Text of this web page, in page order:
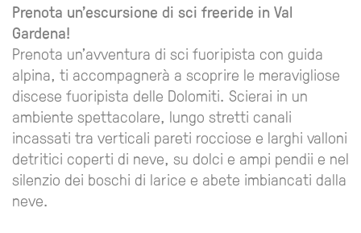
Prenota un'escursione di sci freeride in Val
Gardena!
Prenota un'avventura di sci fuoripista con guida
alpina, ti accompagnerà a scoprire le meravigliose
discese fuoripista delle Dolomiti. Scierai in un
ambiente spettacolare, lungo stretti canali
incassati tra verticali pareti rocciose e larghi valloni
detritici coperti di neve, su dolci e ampi pendii e nel
silenzio dei boschi di larice e abete imbiancati dalla
neve.